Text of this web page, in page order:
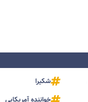
شکیرا
خواننده آمریکایی